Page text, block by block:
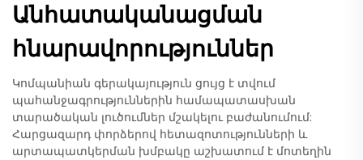
Անհատականացման
հնարավորություններ
Կոմպանիան գերակայություն ցույց է տվում
պահանջագրություններին համապատասխան
տարածական լուծումներ մշակելու բաժանումում:
Հարցազարդ փորձերով հետազոտությունների և
արտապատկերման խմբակը աշխատում է մոտեղին